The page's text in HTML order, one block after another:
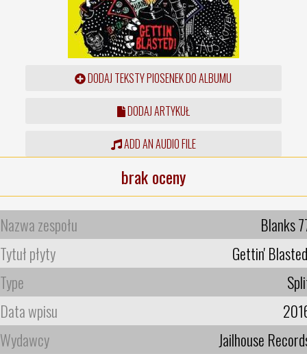
DODAJ TEKSTY PIOSENEK DO ALBUMU
DODAJ ARTYKUŁ
ADD AN AUDIO FILE
brak oceny
Nazwa zespołu
Blanks
Tytuł płyty
Gettin'
Type
Data wpisu
Wydawcy
Jailhouse